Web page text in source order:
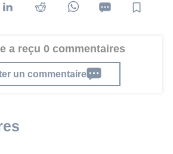
a reçu 0 commentaires
un commentaire